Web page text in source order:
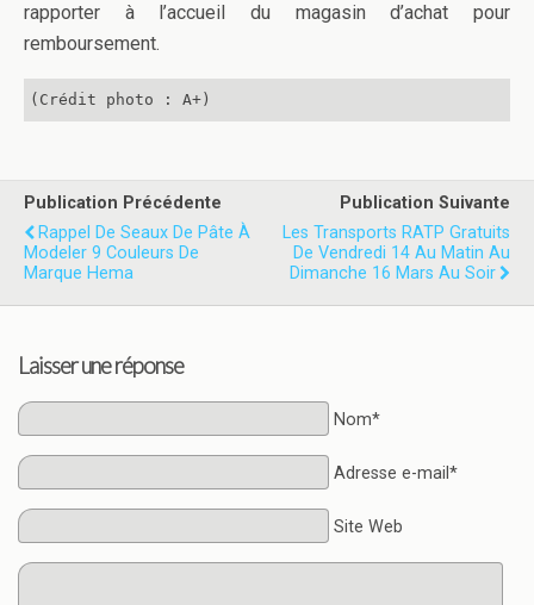
rapporter à l’accueil du magasin d’achat pour
remboursement.
(Crédit photo : A+)
Publication Précédente
Rappel De Seaux De Pâte À
Modeler 9 Couleurs De
Marque Hema
Publication Suivante
Les Transports RATP Gratuits
De Vendredi 14 Au Matin Au
Dimanche 16 Mars Au Soir
Laisser une réponse
Nom*
Adresse e-mail*
Site Web